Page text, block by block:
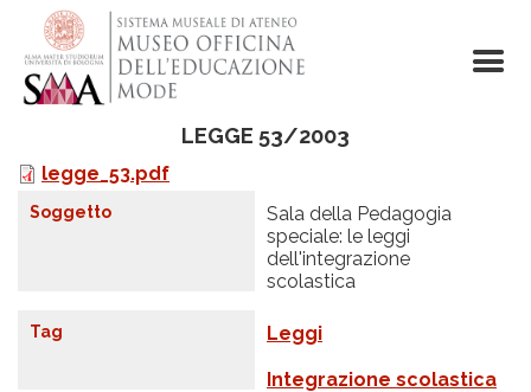
contenuto
principale
LEGGE 53/2003
F
i
l
legge_53.pdf
Soggetto
Sala della Pedagogia
speciale: le leggi
dell'integrazione
scolastica
Tag Leggi
Integrazione scolastica